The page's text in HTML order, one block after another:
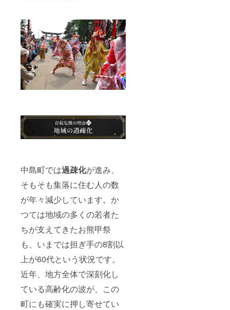
中島町では過疎化が進み、
そもそも集落に住む人の数
が年々減少しています。か
つては地域の多くの若者た
ちが支えてきたお熊甲祭
も、いまでは担ぎ手の8割以
上が60代という状況です。
近年、地方全体で深刻化し
ている高齢化の波が、この
町にも確実に押し寄せてい